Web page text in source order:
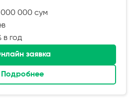
000 сум
в год
заявка
Подробнее